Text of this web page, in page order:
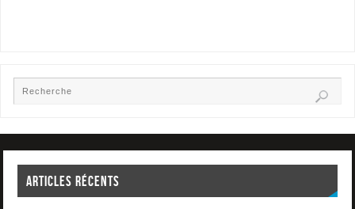
ARTICLES RÉCENTS